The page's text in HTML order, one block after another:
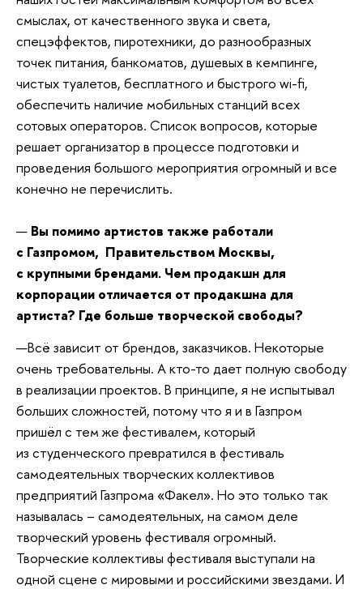
смыслах, от качественного звука и света,
спецэффектов, пиротехники, до разнообразных
точек питания, банкоматов, душевых в кемпинге,
чистых туалетов, бесплатного и быстрого wi-fi,
обеспечить наличие мобильных станций всех
сотовых операторов. Список вопросов, которые
решает организатор в процессе подготовки и
проведения большого мероприятия огромный и все
конечно не перечислить.
— Вы помимо артистов также работали
с Газпромом, Правительством Москвы,
с крупными брендами. Чем продакшн для
корпорации отличается от продакшна для
артиста? Где больше творческой свободы?
—Всё зависит от брендов, заказчиков. Некоторые
очень требовательны. А кто-то дает полную свободу
в реализации проектов. В принципе, я не испытывал
больших сложностей, потому что я и в Газпром
пришёл с тем же фестивалем, который
из студенческого превратился в фестиваль
самодеятельных творческих коллективов
предприятий Газпрома «Факел». Но это только так
называлась – самодеятельных, на самом деле
творческий уровень фестиваля огромный.
Творческие коллективы фестиваля выступали на
одной сцене с мировыми и российскими звездами. И